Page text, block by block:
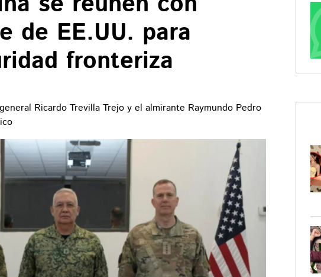
de EE.UU. para
fronteriza
Ricardo Trevilla Trejo y el almirante Raymundo Pedro